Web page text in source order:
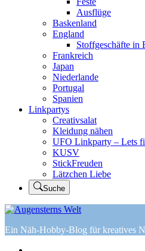
Ausflüge
Baskenland
England
Stoffgeschäfte in
Frankreich
Japan
Niederlande
Portugal
Spanien
Linkpartys
Creativsalat
Kleidung nähen
UFO Linkparty – Lets
KUSV
StickFreuden
Lätzchen Liebe
Suche
Ein Näh-Hobby-Blog für kreatives